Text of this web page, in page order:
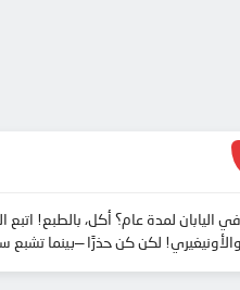
لمدة عام؟ أكل، بالطبع! اتبع
لكن كن حذرًا —بينما